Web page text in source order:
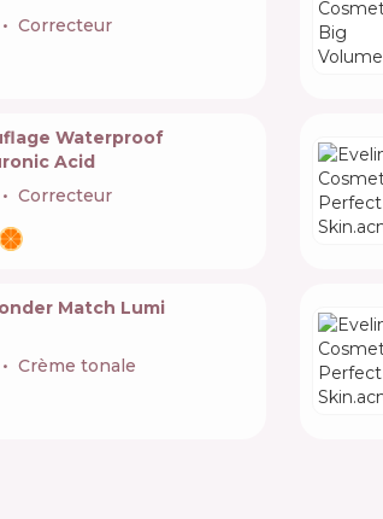
Correcteur
Waterproof
Acid
Correcteur
Match Lumi
Crème tonale